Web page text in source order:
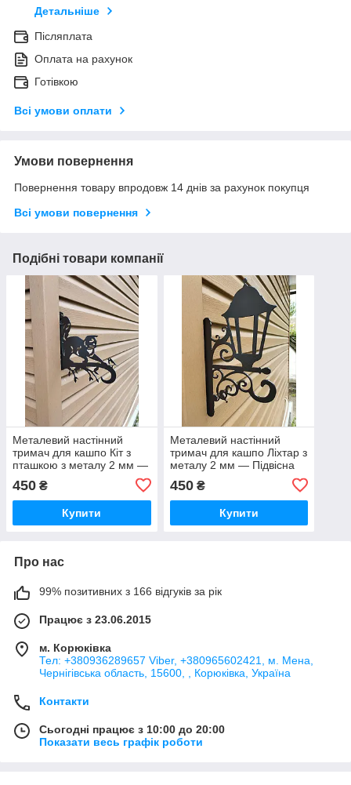
Детальніше
Післяплата
Оплата на рахунок
Готівкою
Всі умови оплати
Умови повернення
Повернення товару впродовж 14 днів за рахунок покупця
Всі умови повернення
Подібні товари компанії
Металевий настінний
тримач для кашпо Кіт з
пташкою з металу 2 мм —
квітів, декор балкона,
будинку, двору
450 ₴
Купити
Металевий настінний
тримач для кашпо Ліхтар з
металу 2 мм — Підвісна
підставка для квітів, декор
балкона, будинку, двору
450₴
Купити
Про нас
99% позитивних з 166 відгуків за рік
Працює з 23.06.2015
м. Корюківка
Тел: +380936289657 Viber, +380965602421, м. Мена,
Чернігівська область, 15600, , Корюківка, Україна
Контакти
Сьогодні працює з 10:00 до 20:00
Показати весь графік роботи